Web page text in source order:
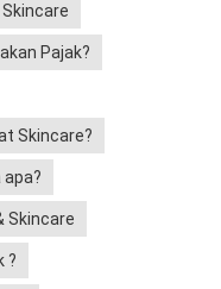
Pajak?
Skincare?
Skincare
?